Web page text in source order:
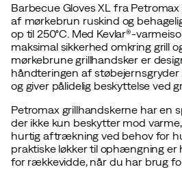
Barbecue Gloves XL fra
af mørkebrun ruskind og
op til 250°C. Med Kevlar®-
maksimal sikkerhed omkring grill
mørkebrune grillhandsker er
håndteringen af
og giver pålidelig beskyttelse ved
Petromax grillhandskerne har en
der ikke kun beskytter mod
hurtig aftrækning ved behov for
praktiske løkker til ophængning er
for rækkevidde, når du har brug